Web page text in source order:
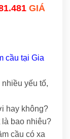
GIÁ
cầu tại Gia
yếu tố,
hay không?
bao nhiêu?
cầu có xa